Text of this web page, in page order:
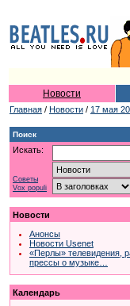
Новости
Главная / Новости / 17 мая
Поиск
Искать:
Советы
Vox populi
Новости
Анонсы
Новости Usenet
«Перлы» телевидения,
прессы о музыке…
Календарь